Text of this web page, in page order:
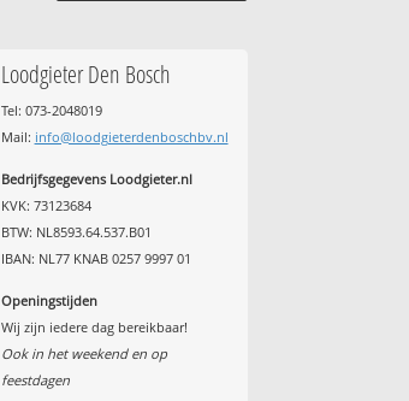
Loodgieter Den Bosch
Tel: 073-2048019
Mail: info@loodgieterdenboschbv.nl
Bedrijfsgegevens Loodgieter.nl
KVK: 73123684
BTW: NL8593.64.537.B01
IBAN: NL77 KNAB 0257 9997 01
Openingstijden
Wij zijn iedere dag bereikbaar!
Ook in het weekend en op
feestdagen